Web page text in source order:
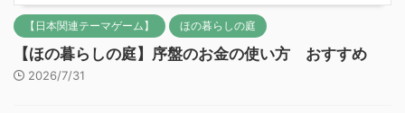
【日本関連テーマゲーム】 ほの暮らしの庭
【ほの暮らしの庭】序盤のお金の使い方 おすすめ
2026/7/31